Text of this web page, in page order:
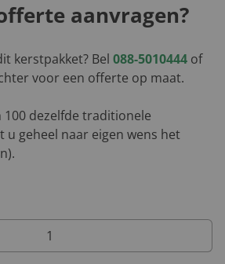
aanvragen?
kerstpakket? Bel 088-5010444 of
voor een offerte op maat.
100 dezelfde traditionele
u geheel naar eigen wens het